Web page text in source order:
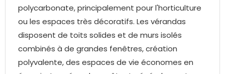
polycarbonate, principalement pour l'horticulture
ou les espaces très décoratifs. Les vérandas
disposent de toits solides et de murs isolés
combinés à de grandes fenêtres, création
polyvalente, des espaces de vie économes en